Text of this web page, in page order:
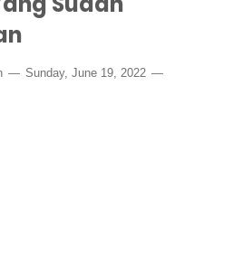
Sunday, June 19, 2022